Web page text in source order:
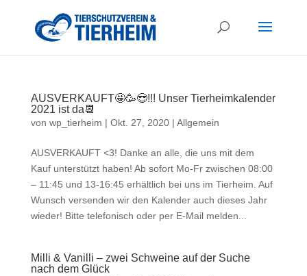
AUSVERKAUFT🤩🥳😎!!! Unser Tierheimkalender
2021 ist da📆
von wp_tierheim | Okt. 27, 2020| Allgemein
AUSVERKAUFT <3! Danke an alle, die uns mit dem
Kauf unterstützt haben! Ab sofort Mo-Fr zwischen 08:00
– 11:45 und 13-16:45 erhältlich bei uns im Tierheim. Auf
Wunsch versenden wir den Kalender auch dieses Jahr
wieder! Bitte telefonisch oder per E-Mail melden...
Milli & Vanilli – zwei Schweine auf der Suche
nach dem Glück